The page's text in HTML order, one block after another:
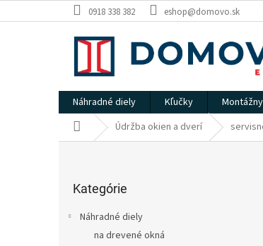
na
0918 338 382 eshop@domovo.sk
Náhradné diely Kľučky
DomovÚdržba okien a dverí
kategórie
Kategórie
Náhradné diely
na drevené okná